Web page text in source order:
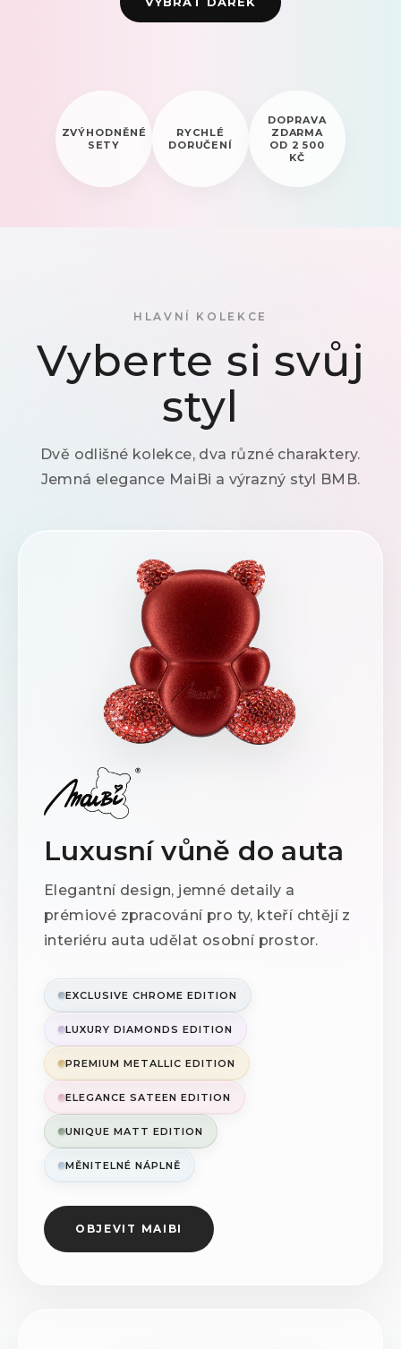
ZVÝHODNĚNÉ
SETY
RYCHLÉ
DORUČENÍ
DOPRAVA
ZDARMA
OD 2 500
KČ
HLAVNÍ KOLEKCE
Vyberte si svůj
styl
Dvě odlišné kolekce, dva různé charaktery.
Jemná elegance MaiBi a výrazný styl BMB.
Luxusní vůně do auta
Elegantní design, jemné detaily a
prémiové zpracování pro ty, kteří chtějí z
interiéru auta udělat osobní prostor.
EXCLUSIVE CHROME EDITION
LUXURY DIAMONDS EDITION
PREMIUM METALLIC EDITION
ELEGANCE SATEEN EDITION
UNIQUE MATT EDITION
MĚNITELNÉ NÁPLNĚ
OBJEVIT MAIBI